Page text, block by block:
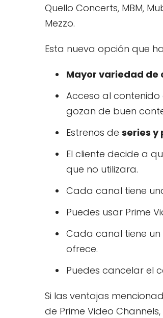
Quello Concerts, MBM,
Mezzo.
Esta nueva opción que
Mayor variedad de
Acceso al
gozan de buen
Estrenos de series y
El cliente decide a
que no utilizara.
Cada canal tiene
Puedes usar Prime
Cada canal tiene
ofrece.
Puedes cancelar el
Si las ventajas
de Prime Video